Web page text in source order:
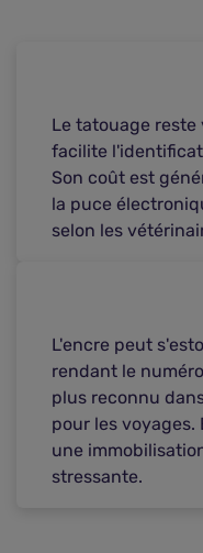
Le tatouage
facilite
Son coût est
la puce
selon les
L'encre peut
rendant le
plus reconnu
pour les
une
stressante.